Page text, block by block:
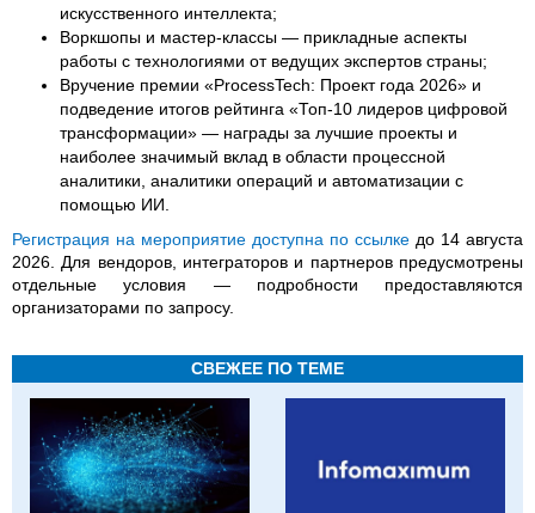
искусственного интеллекта;
Воркшопы и мастер-классы — прикладные аспекты
работы с технологиями от ведущих экспертов страны;
Вручение премии «ProcessTech: Проект года 2026» и
подведение итогов рейтинга «Топ-10 лидеров цифровой
трансформации» — награды за лучшие проекты и
наиболее значимый вклад в области процессной
аналитики, аналитики операций и автоматизации с
помощью ИИ.
Регистрация на мероприятие доступна по ссылке до 14 августа
2026. Для вендоров, интеграторов и партнеров предусмотрены
отдельные условия — подробности предоставляются
организаторами по запросу.
СВЕЖЕЕ ПО ТЕМЕ